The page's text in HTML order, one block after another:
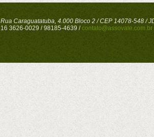
Rua Caraguatatuba, 4.000 Bloco 2 / CEP 14078-548 /
16 3626-0029 / 98185-4639 /contato@assovale.com.br